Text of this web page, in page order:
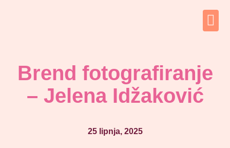
Brend fotografiranje
– Jelena Idžaković
25 lipnja, 2025